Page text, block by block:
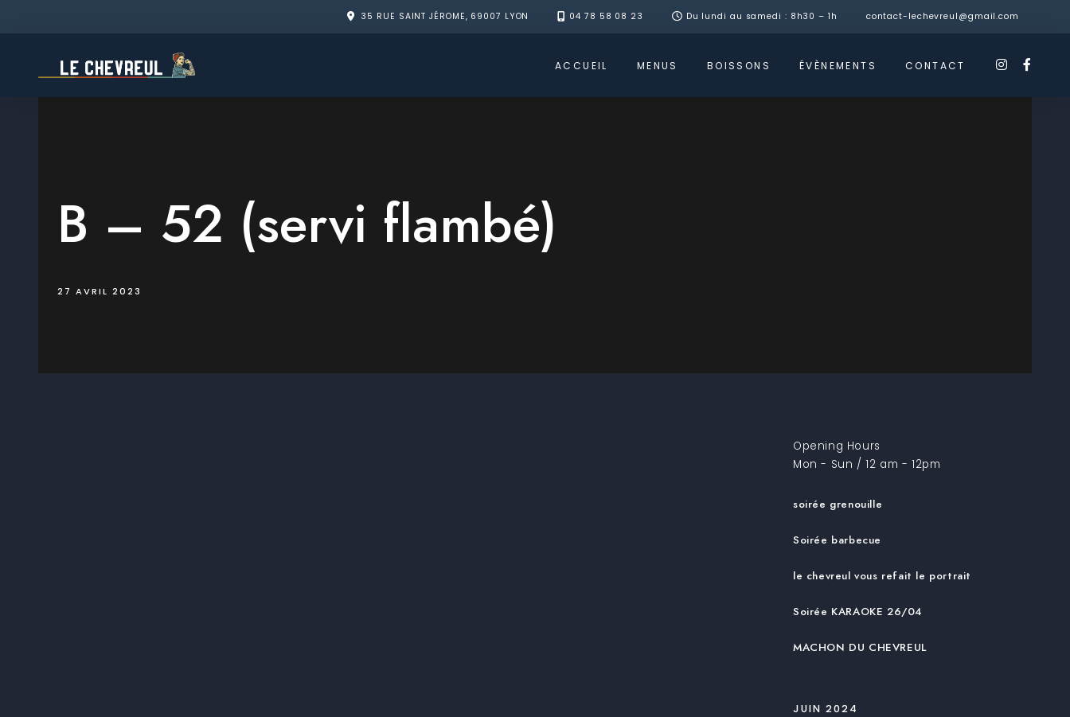
35 RUE SAINT JÉROME, 69007 LYON 04 78 58 08 23 Du lundi au samedi : 8h30 – 1h contact-lechevreul@gmail.com
ACCUEIL MENUS BOISSONS ÉVÈNEMENTS CONTACT
B – 52 (servi flambé)
27 AVRIL 2023
Opening Hours
Mon - Sun / 12 am - 12pm
soirée grenouille
Soirée barbecue
le chevreul vous refait le portrait
Soirée KARAOKE 26/04
MACHON DU CHEVREUL
JUIN 2024